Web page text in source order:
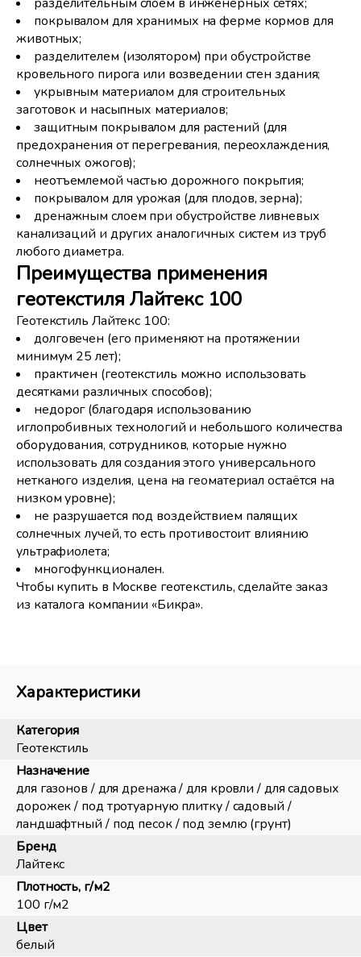
покрывалом для хранимых на ферме кормов для
животных;
разделителем (изолятором) при обустройстве
кровельного пирога или возведении стен здания;
укрывным материалом для строительных
заготовок и насыпных материалов;
защитным покрывалом для растений (для
предохранения от перегревания, переохлаждения,
солнечных ожогов);
неотъемлемой частью дорожного покрытия;
покрывалом для урожая (для плодов, зерна);
дренажным слоем при обустройстве ливневых
канализаций и других аналогичных систем из труб
любого диаметра.
Преимущества применения
геотекстиля Лайтекс 100
Геотекстиль Лайтекс 100:
долговечен (его применяют на протяжении
минимум 25 лет);
практичен (геотекстиль можно использовать
десятками различных способов);
недорог (благодаря использованию
иглопробивных технологий и небольшого количества
оборудования, сотрудников, которые нужно
использовать для создания этого универсального
нетканого изделия, цена на геоматериал остаётся на
низком уровне);
не разрушается под воздействием палящих
солнечных лучей, то есть противостоит влиянию
ультрафиолета;
многофункционален.
Чтобы купить в Москве геотекстиль, сделайте заказ
из каталога компании «Бикра».
Характеристики
Категория
Геотекстиль
Назначение
для газонов / для дренажа / для кровли / для садовых
дорожек / под тротуарную плитку / садовый /
ландшафтный / под песок / под землю (грунт)
Бренд
Лайтекс
Плотность, г/м2
100 г/м2
Цвет
белый